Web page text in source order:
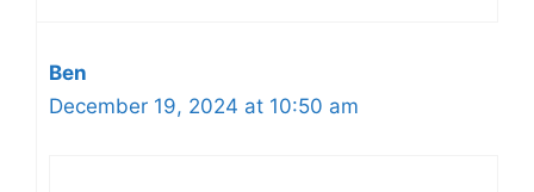
Ben
December 19, 2024 at 10:50 am